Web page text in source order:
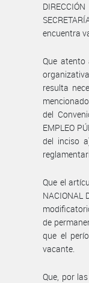
encuentra
Que
resulta
del
EMPLEO
del inciso
Que el
NACIONAL
de
que el
vacante.
Que, por